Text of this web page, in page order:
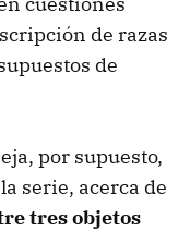
de razas
de
por supuesto,
serie, acerca de
tres objetos